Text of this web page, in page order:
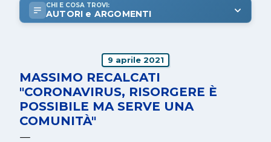
CHI E COSA TROVI:
AUTORI e ARGOMENTI
9 aprile 2021
MASSIMO RECALCATI
"CORONAVIRUS, RISORGERE È
POSSIBILE MA SERVE UNA
COMUNITÀ"